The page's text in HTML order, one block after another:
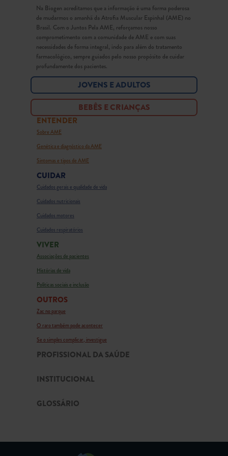
Na Biogen acreditamos que a informação é uma forma poderosa
de mudarmos o amanhã da Atrofia Muscular Espinhal (AME) no
Brasil. Com o Juntos Pela AME, reforçamos nosso
comprometimento com a comunidade de AME e com suas
necessidades de forma integral, indo para além do tratamento
farmacológico, sempre guiados pelo nosso propósito de cuidar
profundamente dos pacientes.
JOVENS E ADULTOS
BEBÊS E CRIANÇAS
ENTENDER
Sobre AME
Genética e diagnóstico da AME
Sintomas e tipos de AME
CUIDAR
Cuidados gerais e qualidade de vida
Cuidados nutricionais
Cuidados motores
Cuidados respiratórios
VIVER
Associações de pacientes
Histórias de vida
Políticas sociais e inclusão
OUTROS
Zac no parque
O raro também pode acontecer
Se o simples complicar, investigue
PROFISSIONAL DA SAÚDE
INSTITUCIONAL
GLOSSÁRIO